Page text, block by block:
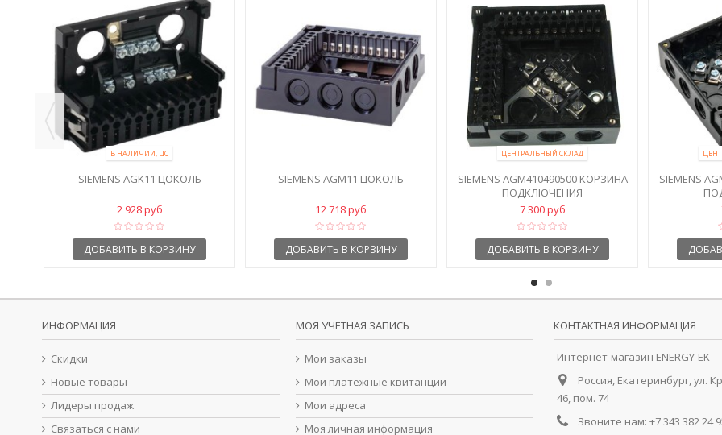
В НАЛИЧИИ, ЦС
SIEMENS AGK11 ЦОКОЛЬ
2 928 руб
ДОБАВИТЬ В КОРЗИНУ
SIEMENS AGM11 ЦОКОЛЬ
12 718 руб
ДОБАВИТЬ В КОРЗИНУ
ЦЕНТРАЛЬНЫЙ СКЛАД
SIEMENS AGM410490500 КОРЗИНА
ПОДКЛЮЧЕНИЯ
7 300 руб
ДОБАВИТЬ В КОРЗИНУ
SIEMENS
ИНФОРМАЦИЯ
Скидки
Новые товары
Лидеры продаж
Связаться с нами
МОЯ УЧЕТНАЯ ЗАПИСЬ
Мои заказы
Мои платёжные квитанции
Мои адреса
Моя личная информация
КОНТАКТНАЯ ИНФОРМАЦИЯ
Интернет-магазин ENERGY-EK
Россия, Екатеринбург, ул.
46, пом. 74
Звоните нам: +7 343 382 24